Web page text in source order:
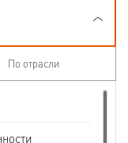
По отрасли